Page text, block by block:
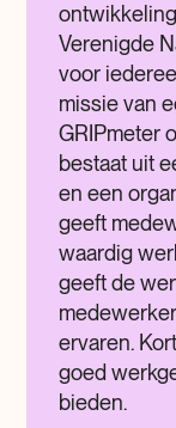
Verenigde
voor
missie van
GRIPmeter
bestaat uit
en een
geeft
waardig
geeft de
ervaren.
goed
bieden.